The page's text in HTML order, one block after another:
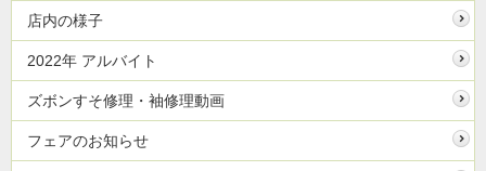
店内の様子
2022年 アルバイト
ズボンすそ修理・袖修理動画
フェアのお知らせ